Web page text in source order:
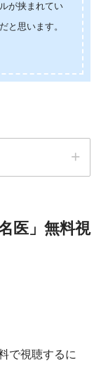
が挟まれてい
と思います。
ポイントで映
31日
医」無料視
で視聴するに